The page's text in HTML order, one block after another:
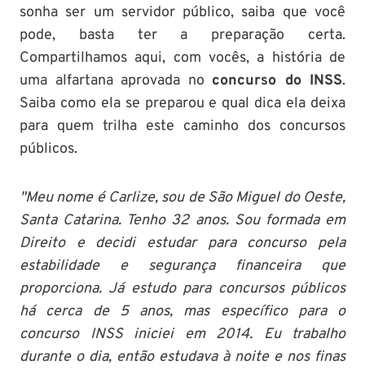
sonha ser um servidor público, saiba que você
pode, basta ter a preparação certa.
Compartilhamos aqui, com vocês, a história de
uma alfartana aprovada no concurso do INSS.
Saiba como ela se preparou e qual dica ela deixa
para quem trilha este caminho dos concursos
públicos.
"Meu nome é Carlize, sou de São Miguel do Oeste,
Santa Catarina. Tenho 32 anos. Sou formada em
Direito e decidi estudar para concurso pela
estabilidade e segurança financeira que
proporciona. Já estudo para concursos públicos
há cerca de 5 anos, mas específico para o
concurso INSS iniciei em 2014. Eu trabalho
durante o dia, então estudava à noite e nos finas